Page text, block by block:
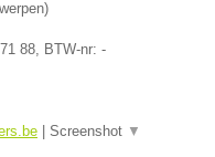
)
88 , BTW-nr: -
| Screenshot ▼